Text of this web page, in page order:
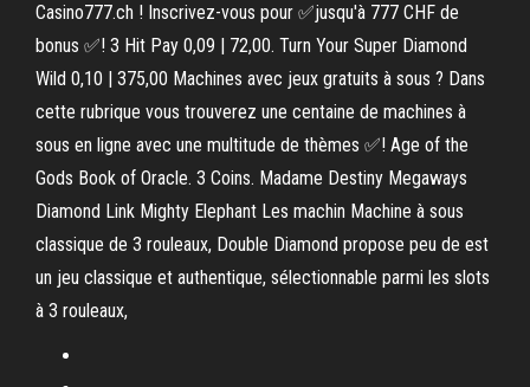
Casino777.ch ! Inscrivez-vous pour ✅jusqu'à 777 CHF de
bonus ✅! 3 Hit Pay 0,09 | 72,00. Turn Your Super Diamond
Wild 0,10 | 375,00 Machines avec jeux gratuits à sous ? Dans
cette rubrique vous trouverez une centaine de machines à
sous en ligne avec une multitude de thèmes ✅! Age of the
Gods Book of Oracle. 3 Coins. Madame Destiny Megaways
Diamond Link Mighty Elephant Les machin Machine à sous
classique de 3 rouleaux, Double Diamond propose peu de est
un jeu classique et authentique, sélectionnable parmi les slots
à 3 rouleaux,